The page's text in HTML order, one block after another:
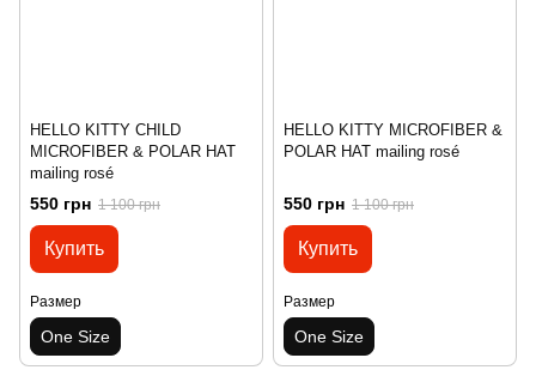
HELLO KITTY CHILD
MICROFIBER & POLAR HAT
mailing rosé
550 грн 1 100 грн
Купить
Размер
One Size
HELLO KITTY MICROFIBER &
POLAR HAT mailing rosé
550 грн 1 100 грн
Купить
Размер
One Size